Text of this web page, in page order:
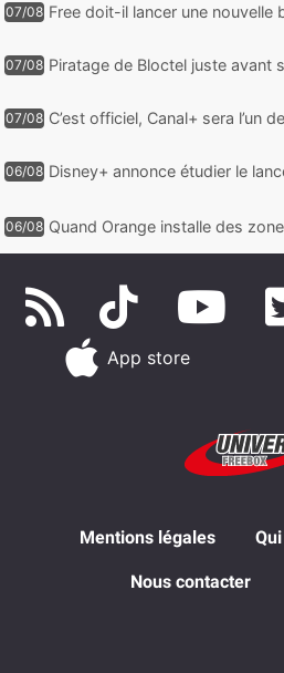
cadeaux
07/08 Free doit-il lancer une nouvelle
07/08 Piratage de Bloctel juste avant
07/08 C’est officiel, Canal+ sera l’un
06/08 Disney+ annonce étudier le
06/08 Quand Orange installe des
App store
Mentions légales
Nous contacter